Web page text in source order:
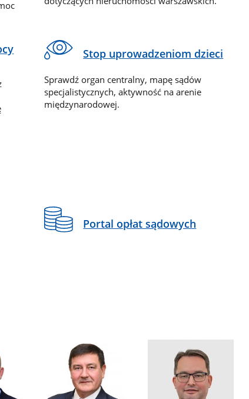
Stop uprowadzeniom dzieci
Sprawdź organ centralny, mapę sądów
specjalistycznych, aktywność na arenie
międzynarodowej.
Portal opłat sądowych